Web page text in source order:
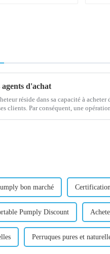
agents d'achat
réside dans sa capacité à acheter
marché et de haute qualité pour ses clients. Par
bon marché
Pumply Discount
Perruques pures et